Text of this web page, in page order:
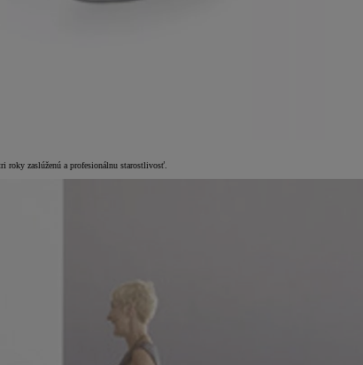
roky zaslúženú a profesionálnu starostlivosť.